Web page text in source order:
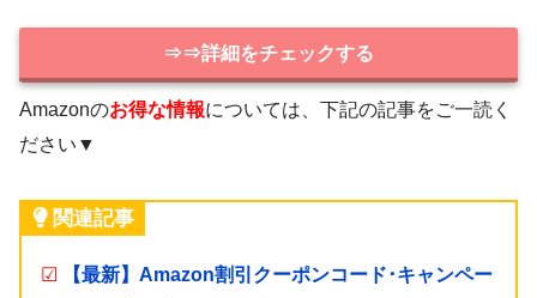
⇒⇒詳細をチェックする
Amazonのお得な情報については、下記の記事をご一読く
ださい▼
関連記事
☑
【最新】Amazon割引クーポンコード･キャンペー